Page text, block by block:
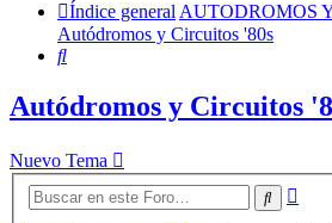
Índice generalAUTODROMOS
Autódromos y Circuitos '80s
Buscar
Autódromos y Circuitos
Nuevo Tema
Buscar